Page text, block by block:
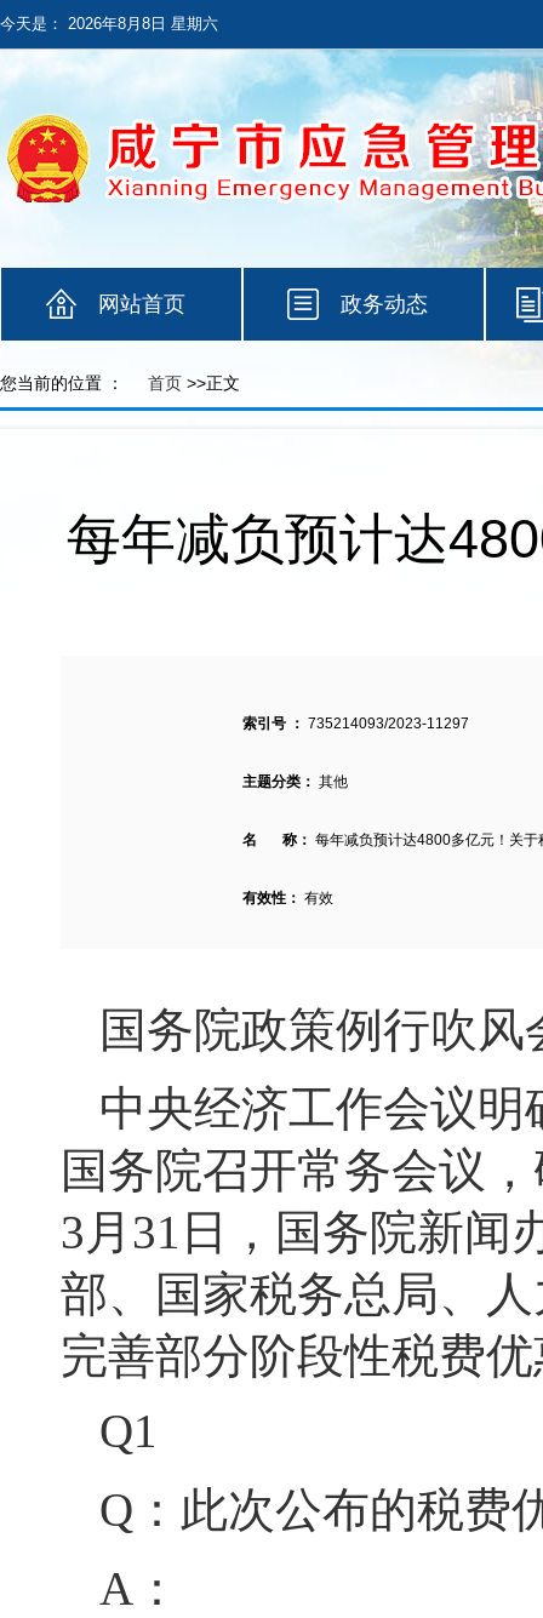
今天是： 2026年8月8日 星期六
网站首页 政务动态
您当前的位置 ： 首页 >>正文
每年减负预计达
索引号 ： 735214093/2023-11297
主题分类： 其他
名 称： 每年减负预计达4800多亿元！关
有效性： 有效
国务院政策例行吹风
中央经济工作会议
国务院召开常务会议
3月31日，国务院新闻
部、国家税务总局、
完善部分阶段性税费
Q1
Q：此次公布的税费
A：